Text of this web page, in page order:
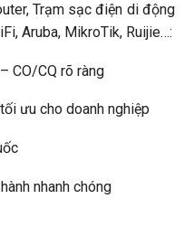
Trạm sạc điện di động
Aruba, MikroTik, Ruijie…:
CO/CQ rõ ràng
ưu cho doanh nghiệp
nhanh chóng